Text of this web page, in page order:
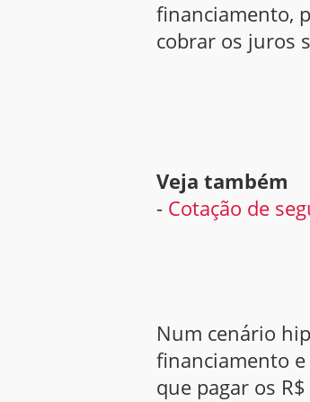
financiamento,
cobrar os juros
Veja também
- Cotação de
Num cenário
financiamento e
que pagar os